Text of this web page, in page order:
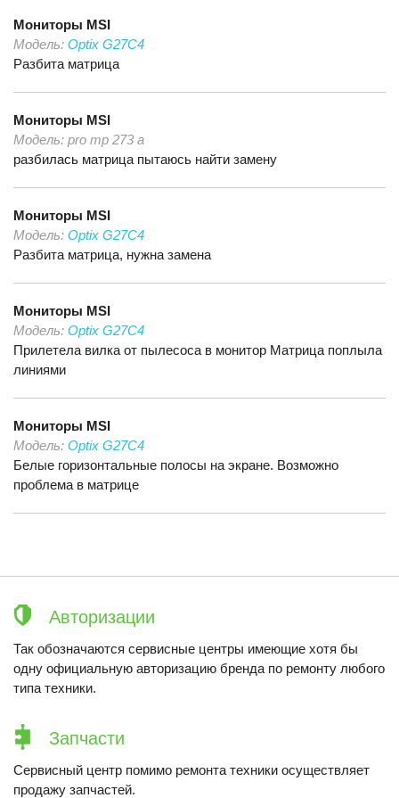
Мониторы MSI
Модель: Optix G27C4
Разбита матрица
Мониторы MSI
Модель: pro mp 273 a
разбилась матрица пытаюсь найти замену
Мониторы MSI
Модель: Optix G27C4
Разбита матрица, нужна замена
Мониторы MSI
Модель: Optix G27C4
Прилетела вилка от пылесоса в монитор Матрица поплыла
линиями
Мониторы MSI
Модель: Optix G27C4
Белые горизонтальные полосы на экране. Возможно
проблема в матрице
Авторизации
Так обозначаются сервисные центры имеющие хотя бы
одну официальную авторизацию бренда по ремонту любого
типа техники.
Запчасти
Сервисный центр помимо ремонта техники осуществляет
продажу запчастей.